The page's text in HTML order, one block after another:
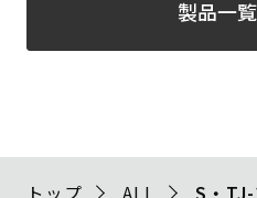
製品一
トップ ALL S・